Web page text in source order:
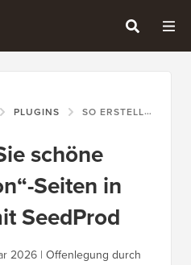
PLUGINS SO ERSTELLEN SIE SCHÖNE „COMING SOON“-SEITEN IN WORDPRESS MIT SEEDPROD
schöne
Seiten in
SeedProd
2026 | Offenlegung durch